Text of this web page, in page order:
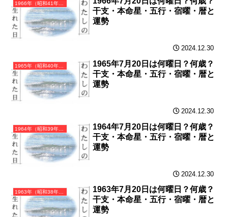
1966年（昭和41年）丙午（ひのえうま）・午年（うま年）カレンダー（月曜はじまり）
干支・本命星・五行・宿曜・暦と
運勢
2024.12.30
1965年（昭和40年）乙巳（きのとみ）・巳年（へび年）カレンダー（月曜はじまり）
1965年7月20日は何曜日？何歳？
干支・本命星・五行・宿曜・暦と
運勢
2024.12.30
1964年（昭和39年）甲辰（きのえたつ）・辰年（たつ年）カレンダー（月曜はじまり）
1964年7月20日は何曜日？何歳？
干支・本命星・五行・宿曜・暦と
運勢
2024.12.30
1963年（昭和38年）癸卯（みずのとう）・卯年（うさぎ年）カレンダー（月曜はじまり）
1963年7月20日は何曜日？何歳？
干支・本命星・五行・宿曜・暦と
運勢